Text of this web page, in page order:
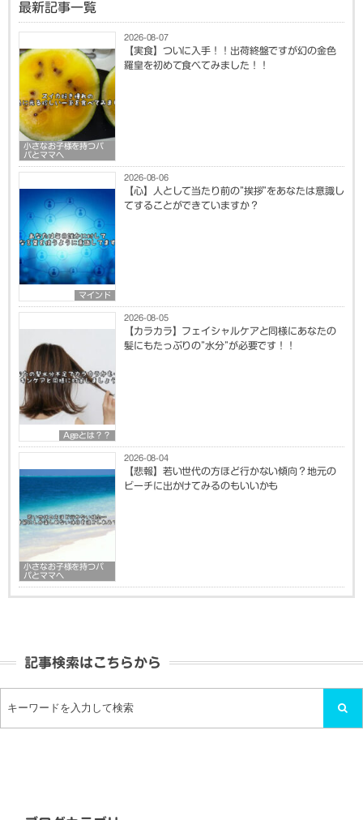
最新記事一覧
小さなお子様を持つパ
パとママへ
2026-08-07
【実食】ついに入手！！出荷終盤ですが幻の金色
羅皇を初めて食べてみました！！
マインド
2026-08-06
【心】人として当たり前の”挨拶”をあなたは意識し
てすることができていますか？
Ageとは？？
2026-08-05
【カラカラ】フェイシャルケアと同様にあなたの
髪にもたっぷりの”水分”が必要です！！
小さなお子様を持つパ
パとママへ
2026-08-04
【悲報】若い世代の方ほど行かない傾向？地元の
ビーチに出かけてみるのもいいかも
記事検索はこちらから